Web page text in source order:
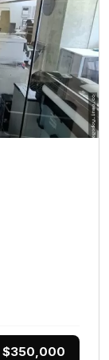
$350,000